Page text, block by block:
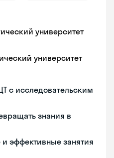
университет
университет
с исследовательским
знания в
эффективные занятия